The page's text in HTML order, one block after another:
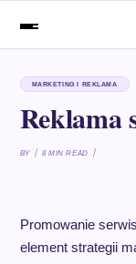
MARKETING I REKLAMA
Reklama
BY 8 MIN READ
Promowanie
element strategii